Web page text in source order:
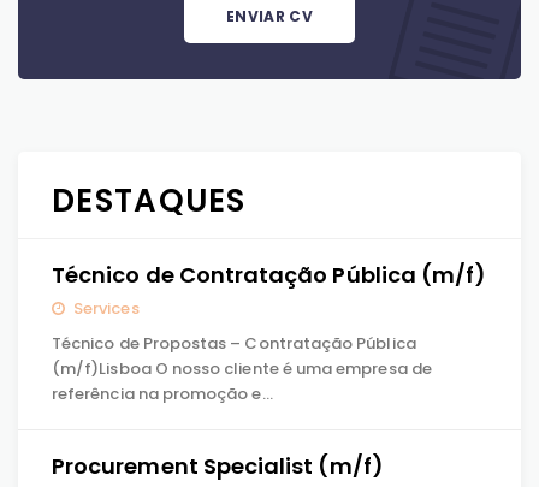
ENVIAR CV
DESTAQUES
Técnico de Contratação Pública (m/f)
Services
Técnico de Propostas – Contratação Pública
(m/f)Lisboa O nosso cliente é uma empresa de
referência na promoção e…
Procurement Specialist (m/f)